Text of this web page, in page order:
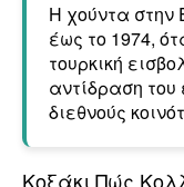
Η χούντα στην
έως το 1974,
τουρκική
αντίδραση του
διεθνούς
Κοξάκι Πώς